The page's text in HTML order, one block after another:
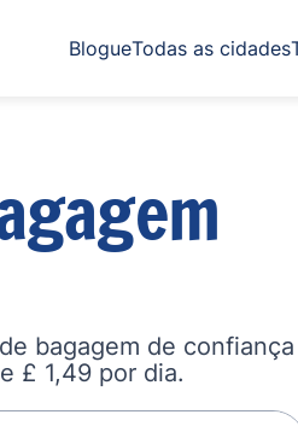
BlogueTodas as cidades
bagagem de confiança
£ 1,49 por dia.